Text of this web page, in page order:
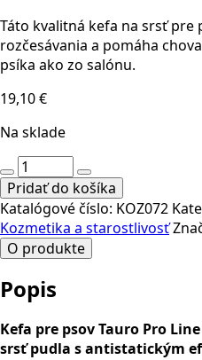
Táto kvalitná kefa na srsť pre
rozčesávania a pomáha
psíka ako zo salónu.
19,10€
Na sklade
množstvo
Kefa
pre
psa
Tauro
Pro
Line
L
antistatická
Pridať do košíka
Katalógové číslo: KOZ072
Kozmetika a starostlivosť
O produkte
Popis
Kefa pre psov Tauro Pro
srsť pudla s antistatickým